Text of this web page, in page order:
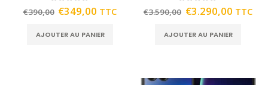
out of 5
€390,00 €349,00 TTC
AJOUTER AU PANIER
out of 5
€3.590,00 €3.290,00 TTC
AJOUTER AU PANIER